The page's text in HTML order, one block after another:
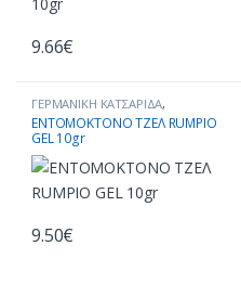
9.66€
ΓΕΡΜΑΝΙΚΗ ΚΑΤΣΑΡΙΔΑ,
ΕΝΤΟΜΟΚΤΟΝΑ ΣΕ ΜΟΡΦΗ ΤΖΕΛ
ΚΑΤΑΠΟΛΕΜΗΣΗ ΕΝΤΟΜΩΝ,
ΚΑΤΣΑΡΙΔΕΣ
ΕΝΤΟΜΟΚΤΟΝΟ ΤΖΕΛ RUMPIO
GEL 10gr
9.50€